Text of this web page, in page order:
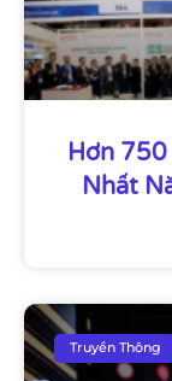
Hơn 750
Nhất
Truyền Thông